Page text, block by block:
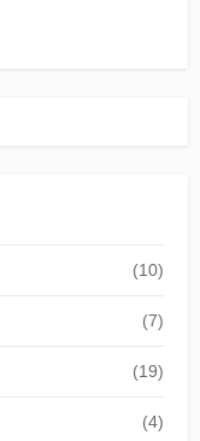
(10)
(7)
(19)
(4)